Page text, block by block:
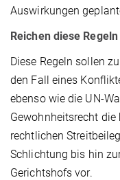
Auswirkungen
Reichen diese
Diese Regeln sollen
den Fall eines
ebenso wie die UN-
Gewohnheitsrecht
rechtlichen
Schlichtung bis hin
Gerichtshofs vor.